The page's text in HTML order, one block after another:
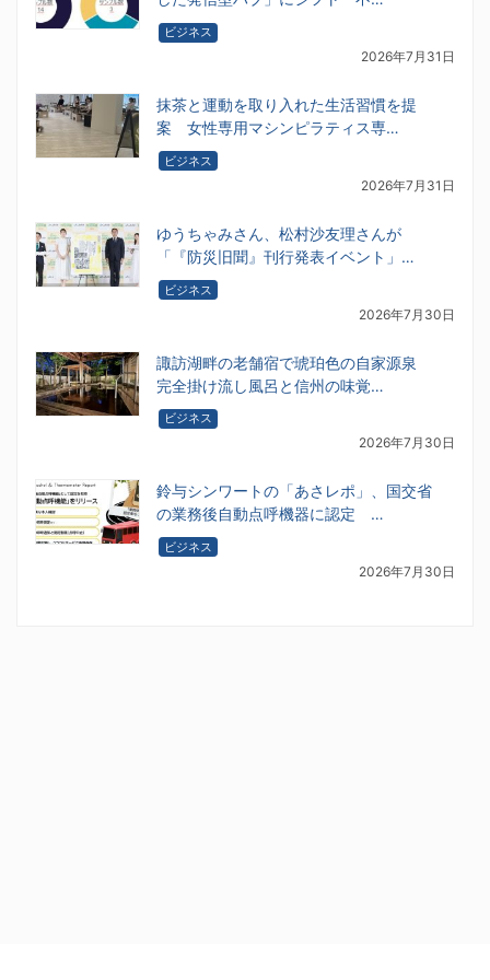
ビジネス
2026年7月31日
抹茶と運動を取り入れた生活習慣を提
案 女性専用マシンピラティス専…
ビジネス
2026年7月31日
ゆうちゃみさん、松村沙友理さんが
「『防災旧聞』刊行発表イベント」…
ビジネス
2026年7月30日
諏訪湖畔の老舗宿で琥珀色の自家源泉
完全掛け流し風呂と信州の味覚…
ビジネス
2026年7月30日
鈴与シンワートの「あさレポ」、国交省
の業務後自動点呼機器に認定 …
ビジネス
2026年7月30日